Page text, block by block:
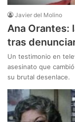
Javier del Molino
Ana Orantes:
tras
Un testimonio en
asesinato que
su brutal desenlace.